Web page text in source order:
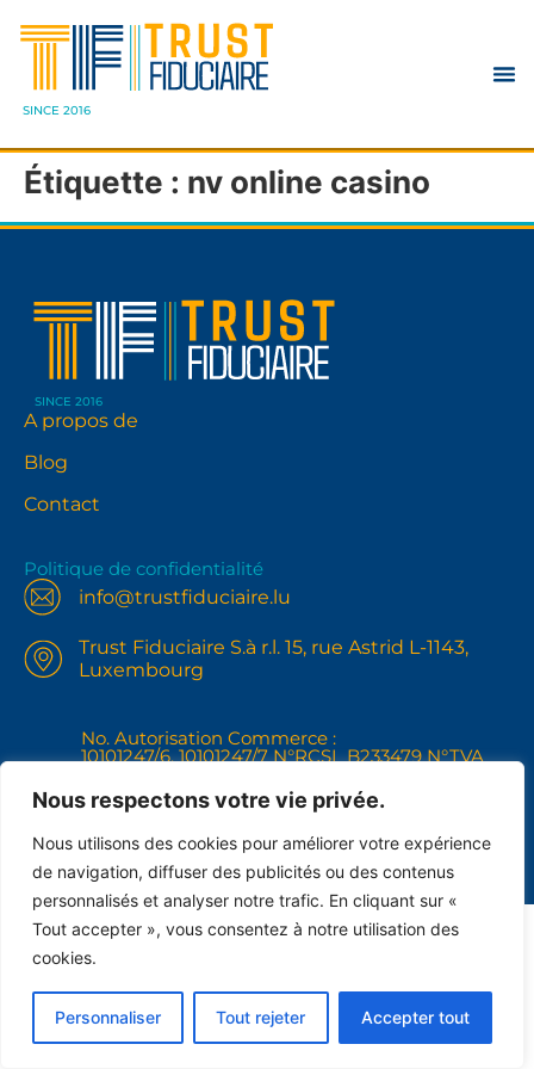
Nous respectons votre vie privée.
Nous utilisons des cookies pour améliorer votre expérience
de navigation, diffuser des publicités ou des contenus
personnalisés et analyser notre trafic. En cliquant sur «
Tout accepter », vous consentez à notre utilisation des
cookies.
Personnaliser Tout rejeter Accepter tout
SINCE 2016
Étiquette : nv online casino
SINCE 2016
A propos de
Blog
Contact
Politique de confidentialité
info@trustfiduciaire.lu
Trust Fiduciaire S.à r.l. 15, rue Astrid L-1143,
Luxembourg
No. Autorisation Commerce :
10101247/6, 10101247/7 N°RCSL B233479 N°TVA
+352691102148